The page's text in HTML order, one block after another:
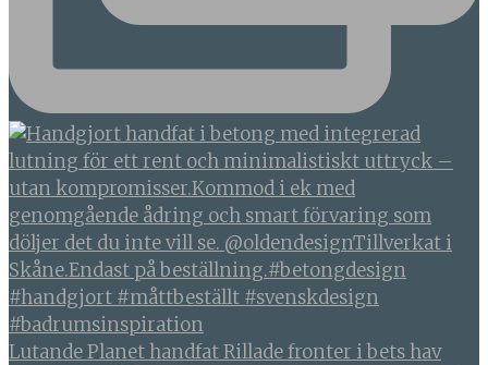
Lutande Planet handfat Rillade fronter i bets hav